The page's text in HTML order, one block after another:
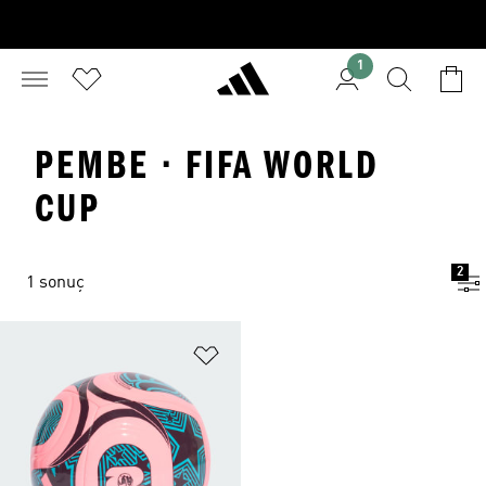
1
PEMBE · FIFA WORLD
CUP
1 sonuç
2